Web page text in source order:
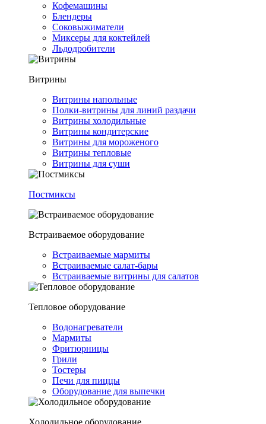
Кофемашины
Блендеры
Соковыжиматели
Миксеры для коктейлей
Льдодробители
Витрины
Витрины напольные
Полки-витрины для линий раздачи
Витрины холодильные
Витрины кондитерские
Витрины для мороженого
Витрины тепловые
Витрины для суши
Постмиксы
Встраиваемое оборудование
Встраиваемые мармиты
Встраиваемые салат-бары
Встраиваемые витрины для салатов
Тепловое оборудование
Водонагреватели
Мармиты
Фритюрницы
Грили
Тостеры
Печи для пиццы
Оборудование для выпечки
Холодильное оборудование